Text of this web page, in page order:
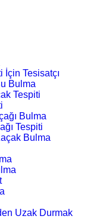
İçin Tesisatçı
Bulma
Tespiti
Bulma
Tespiti
Bulma
Uzak Durmak